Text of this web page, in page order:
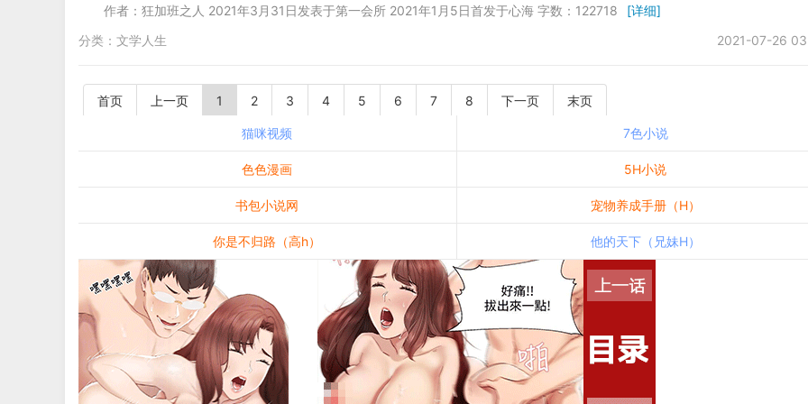
作者：狂加班之人 2021年3月31日发表于第一会所 2021年1月5日首发于心海 字数：122718
[详细]
2021-07-26
分类： 文学人生
首页 上一页 1 2 3 4 5 6 7 8 下一页 末页
猫咪视频 7色小说
色色漫画 5H小说
书包小说网 宠物养成手册（H）
你是不归路（高h） 他的天下（兄妹H）